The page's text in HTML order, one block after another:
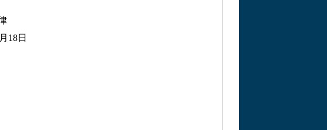
律
18日